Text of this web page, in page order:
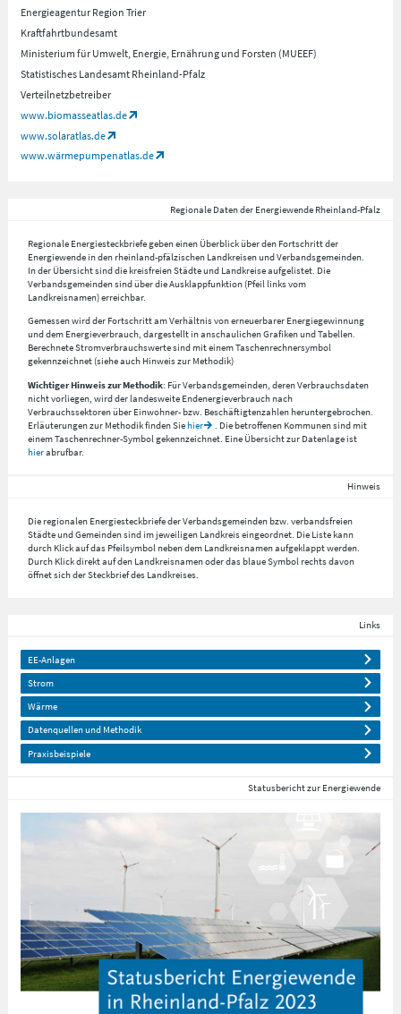
Energieagentur Region Trier
Kraftfahrtbundesamt
Ministerium für Umwelt, Energie, Ernährung und Forsten (MUEEF)
Statistisches Landesamt Rheinland-Pfalz
Verteilnetzbetreiber
www.biomasseatlas.de
www.solaratlas.de
www.wärmepumpenatlas.de
Regionale Daten der Energiewende Rheinland-Pfalz
Regionale Energiesteckbriefe geben einen Überblick über den Fortschritt der
Energiewende in den rheinland-pfälzischen Landkreisen und Verbandsgemeinden.
In der Übersicht sind die kreisfreien Städte und Landkreise aufgelistet. Die
Verbandsgemeinden sind über die Ausklappfunktion (Pfeil links vom
Landkreisnamen) erreichbar.
Gemessen wird der Fortschritt am Verhältnis von erneuerbarer Energiegewinnung
und dem Energieverbrauch, dargestellt in anschaulichen Grafiken und Tabellen.
Berechnete Stromverbrauchswerte sind mit einem Taschenrechnersymbol
gekennzeichnet (siehe auch Hinweis zur Methodik)
Wichtiger Hinweis zur Methodik: Für Verbandsgemeinden, deren Verbrauchsdaten
nicht vorliegen, wird der landesweite Endenergieverbrauch nach
Verbrauchssektoren über Einwohner- bzw. Beschäftigtenzahlen heruntergebrochen.
Erläuterungen zur Methodik finden Siehier
. Die betroffenen Kommunen sind mit
einem Taschenrechner-Symbol gekennzeichnet. Eine Übersicht zur Datenlage ist
hierabrufbar.
Hinweis
Die regionalen Energiesteckbriefe der Verbandsgemeinden bzw. verbandsfreien
Städte und Gemeinden sind im jeweiligen Landkreis eingeordnet. Die Liste kann
durch Klick auf das Pfeilsymbol neben dem Landkreisnamen aufgeklappt werden.
Durch Klick direkt auf den Landkreisnamen oder das blaue Symbol rechts davon
öffnet sich der Steckbrief des Landkreises.
Links
EE-Anlagen
Strom
Wärme
Datenquellen und Methodik
Praxisbeispiele
Statusbericht zur Energiewende